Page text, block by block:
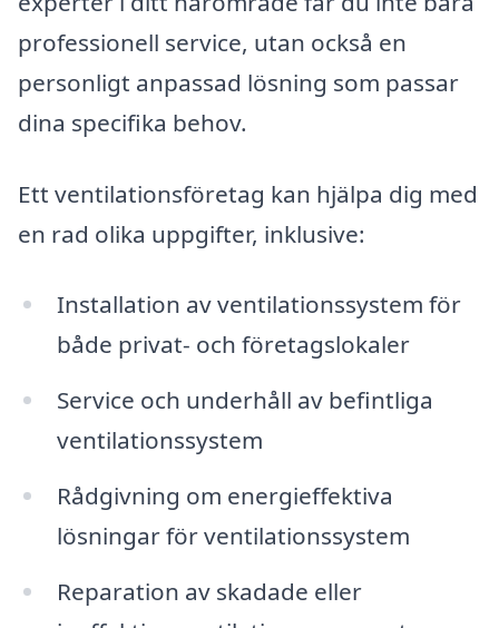
professionell service, utan också en
personligt anpassad lösning som passar
dina specifika behov.
Ett ventilationsföretag kan hjälpa dig med
en rad olika uppgifter, inklusive:
Installation av ventilationssystem för
både privat- och företagslokaler
Service och underhåll av befintliga
ventilationssystem
Rådgivning om energieffektiva
lösningar för ventilationssystem
Reparation av skadade eller